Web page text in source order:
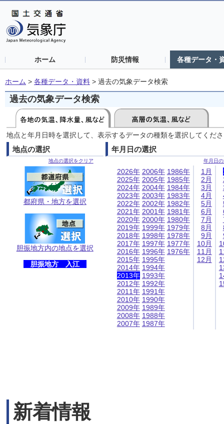
ホーム 防災情報 各種データ・
ホーム > 各種データ・資料 > 過去の気象データ検索
過去の気象データ検索
地点と年月日時を選択して、表示するデータの種類を選択してくだ
地点の選択
地点の選択をクリア
都府県・地方を選択
胆振地方内の地点を選択
胆振地方 入江
年月日の選択
年月日
2026年
2025年
2024年
2023年
2022年
2021年
2020年
2019年
2018年
2017年
2016年
2015年
2014年
2013年
2012年
2011年
2010年
2009年
2008年
2007年
2006年
2005年
2004年
2003年
2002年
2001年
2000年
1999年
1998年
1997年
1996年
1995年
1994年
1993年
1992年
1991年
1990年
1989年
1988年
1987年
1986年
1985年
1984年
1983年
1982年
1981年
1980年
1979年
1978年
1977年
1976年
1月
2月
3月
4月
5月
6月
7月
8月
9月
10月
11月
12月
新着情報